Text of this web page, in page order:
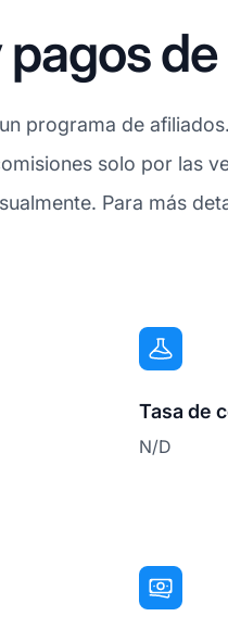
programa de
solo por las
Para más
Tasa de
N/D